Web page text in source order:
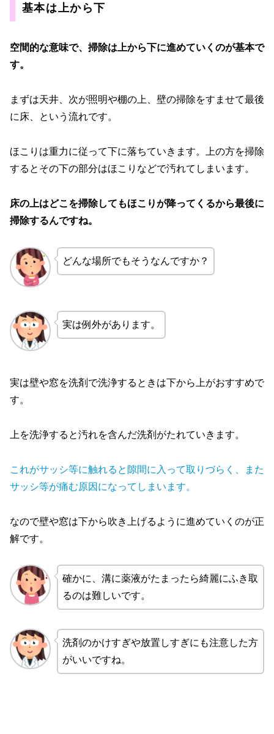
基本は上から下
空間的な意味で、掃除は上から下に進めていくのが基本で
す。
まずは天井、次が照明や棚の上、壁の掃除をすませて最後
に床、という流れです。
ほこりは重力に従って下に落ちていきます。上の方を掃除
するとその下の部分はほこりなどで汚れてしまいます。
床の上はどこを掃除してもほこりが降ってくるから最後に
掃除するんですね。
どんな場所でもそうなんですか？
実は例外があります。
実は壁や窓を洗剤で洗浄するときは下から上がおすすめで
す。
上を洗浄すると汚れを含んだ洗剤がたれていきます。
これがサッシ等に触れると隙間に入って取りづらく、また
サッシ等が痛む原因になってしまいます。
なので壁や窓は下から吹き上げるように進めていくのが正
解です。
確かに、溝に薬液がたまったら綺麗にふき取
るのは難しいです。
洗剤のかけすぎや放置しすぎにも注意した方
がいいですね。